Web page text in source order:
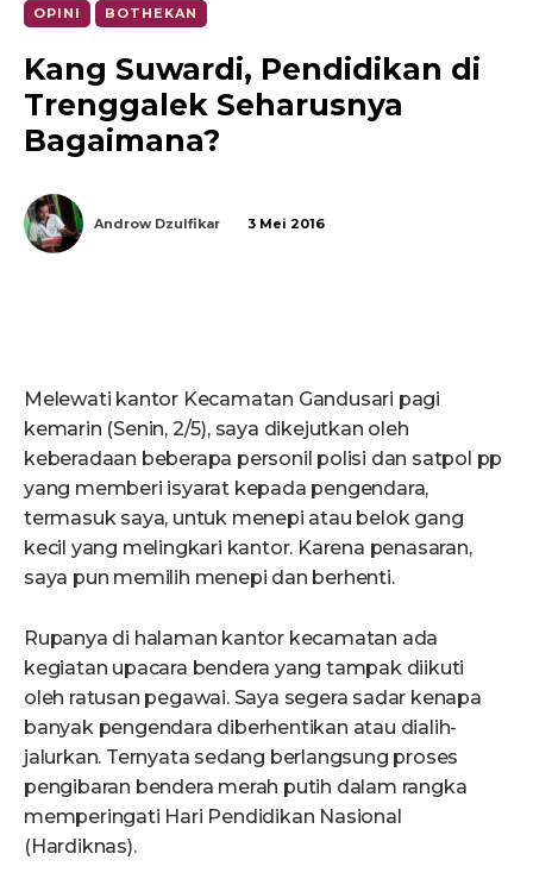
OPINI BOTHEKAN
Kang Suwardi, Pendidikan di
Trenggalek Seharusnya
Bagaimana?
Androw Dzulfikar 3 Mei 2016
Melewati kantor Kecamatan Gandusari pagi
kemarin (Senin, 2/5), saya dikejutkan oleh
keberadaan beberapa personil polisi dan satpol pp
yang memberi isyarat kepada pengendara,
termasuk saya, untuk menepi atau belok gang
kecil yang melingkari kantor. Karena penasaran,
saya pun memilih menepi dan berhenti.
Rupanya di halaman kantor kecamatan ada
kegiatan upacara bendera yang tampak diikuti
oleh ratusan pegawai. Saya segera sadar kenapa
banyak pengendara diberhentikan atau dialih-
jalurkan. Ternyata sedang berlangsung proses
pengibaran bendera merah putih dalam rangka
memperingati Hari Pendidikan Nasional
(Hardiknas).